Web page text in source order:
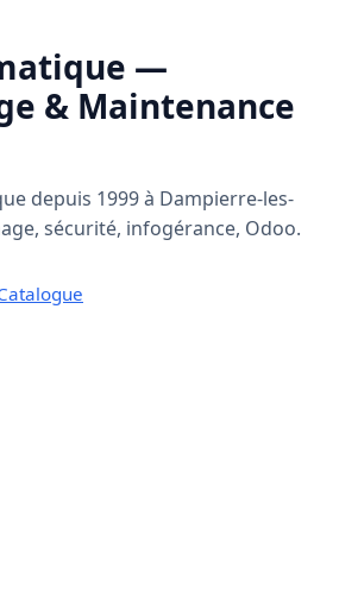
—
& Maintenance
depuis 1999 à Dampierre-les-
sécurité, infogérance, Odoo.